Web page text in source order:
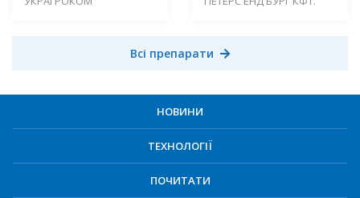
Всі препарати
НОВИНИ
ТЕХНОЛОГІЇ
ПОЧИТАТИ